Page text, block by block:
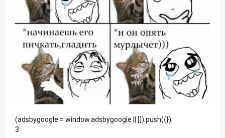
(adsbygoogle = window.adsbygoogle || []).push({});
3